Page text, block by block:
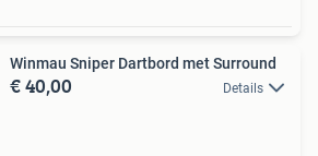
Winmau Sniper Dartbord met Surround
€ 40,00 Details